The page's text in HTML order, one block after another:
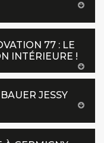
77 : LE
INTÉRIEURE !
JESSY